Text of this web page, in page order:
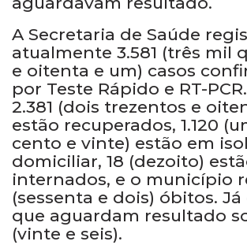
A Secretaria de Saúde
atualmente 3.581 (três mil
e oitenta e um) casos
por Teste Rápido e RT-
2.381 (dois trezentos e
estão recuperados, 1.120
cento e vinte) estão em
domiciliar, 18 (dezoito)
internados, e o município
(sessenta e dois) óbitos. Já
que aguardam resultado
(vinte e seis).